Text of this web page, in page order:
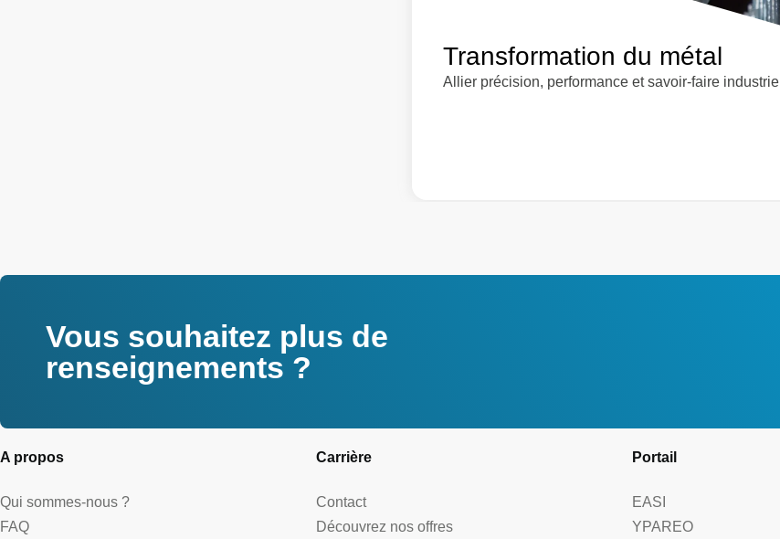
Transformation du métal
Allier précision, performance et savoir-faire industriel
Vous souhaitez plus de
renseignements ?
A propos
Qui sommes-nous ?
FAQ
Carrière
Contact
Découvrez nos offres
Portail
EASI
YPAREO